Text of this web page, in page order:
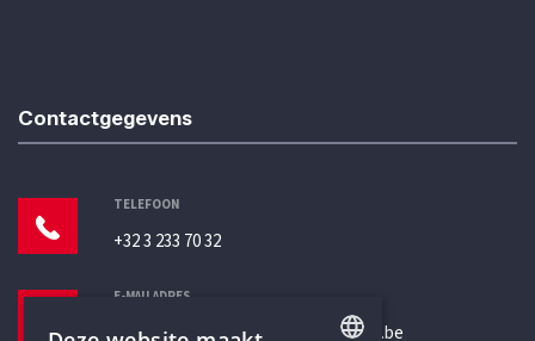
Contactgegevens
TELEFOON
+32 3 233 70 32
E-MAILADRES
secretariaat@humanistischverbond.be